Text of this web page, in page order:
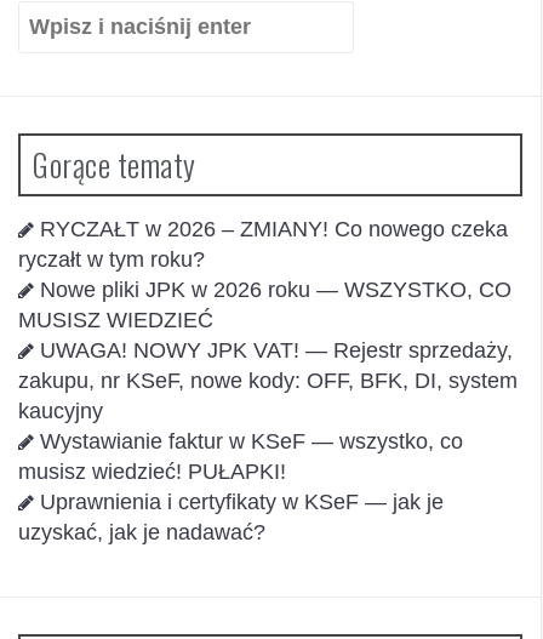
Szukaj:
Gorące tematy
RYCZAŁT w 2026 – ZMIANY! Co nowego czeka
ryczałt w tym roku?
Nowe pliki JPK w 2026 roku — WSZYSTKO, CO
MUSISZ WIEDZIEĆ
UWAGA! NOWY JPK VAT! — Rejestr sprzedaży,
zakupu, nr KSeF, nowe kody: OFF, BFK, DI, system
kaucyjny
Wystawianie faktur w KSeF — wszystko, co
musisz wiedzieć! PUŁAPKI!
Uprawnienia i certyfikaty w KSeF — jak je
uzyskać, jak je nadawać?